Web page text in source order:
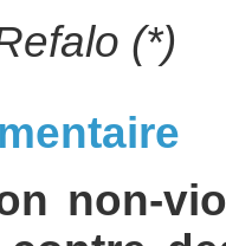
(*)
non-